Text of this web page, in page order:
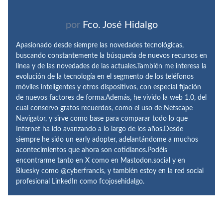
por Fco. José Hidalgo
Apasionado desde siempre las novedades tecnológicas,
buscando constantemente la búsqueda de nuevos recursos en
línea y de las novedades de las actuales.También me interesa la
evolución de la tecnología en el segmento de los teléfonos
móviles inteligentes y otros dispositivos, con especial fijación
de nuevos factores de forma.Además, he vivido la web 1.0, del
cual conservo gratos recuerdos, como el uso de Netscape
Navigator, y sirve como base para comparar todo lo que
Internet ha ido avanzando a lo largo de los años.Desde
siempre he sido un early adopter, adelantándome a muchos
acontecimientos que ahora son cotidianos.Podéis
encontrarme tanto en X como en Mastodon.social y en
Bluesky como @cyberfrancis, y también estoy en la red social
profesional LinkedIn como fcojosehidalgo.